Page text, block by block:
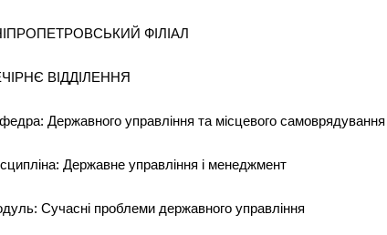
ФІЛІАЛ
ВІДДІЛЕННЯ
Державного управління та місцевого самоврядування
Державне управління і менеджмент
Сучасні проблеми державного управління